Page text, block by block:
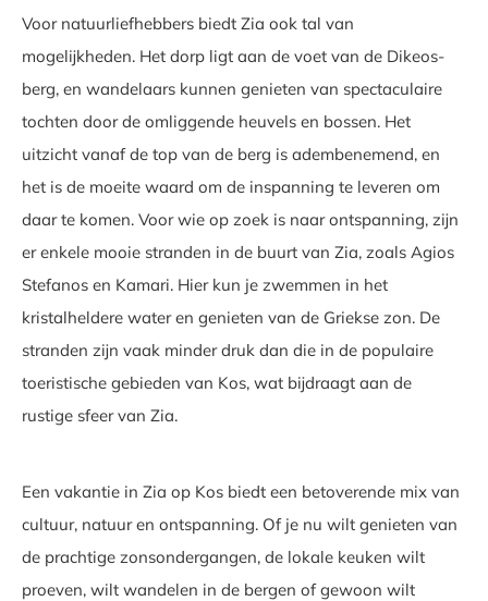
Voor natuurliefhebbers biedt Zia ook tal van
mogelijkheden. Het dorp ligt aan de voet van de Dikeos-
berg, en wandelaars kunnen genieten van spectaculaire
tochten door de omliggende heuvels en bossen. Het
uitzicht vanaf de top van de berg is adembenemend, en
het is de moeite waard om de inspanning te leveren om
daar te komen. Voor wie op zoek is naar ontspanning, zijn
er enkele mooie stranden in de buurt van Zia, zoals Agios
Stefanos en Kamari. Hier kun je zwemmen in het
kristalheldere water en genieten van de Griekse zon. De
stranden zijn vaak minder druk dan die in de populaire
toeristische gebieden van Kos, wat bijdraagt aan de
rustige sfeer van Zia.
Een vakantie in Zia op Kos biedt een betoverende mix van
cultuur, natuur en ontspanning. Of je nu wilt genieten van
de prachtige zonsondergangen, de lokale keuken wilt
proeven, wilt wandelen in de bergen of gewoon wilt